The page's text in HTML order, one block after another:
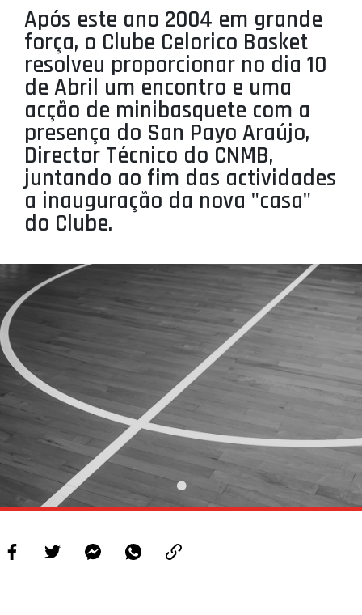
LIGA BETCLIC FEMININA
Após este ano 2004 em grande
força, o Clube Celorico Basket
resolveu proporcionar no dia 10
de Abril um encontro e uma
acção de minibasquete com a
presença do San Payo Araújo,
Director Técnico do CNMB,
juntando ao fim das actividades
a inauguração da nova "casa"
do Clube.